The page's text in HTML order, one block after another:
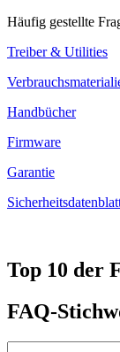
Häufig gestellte
Treiber & Utilities
Handbücher
Firmware
Garantie
Top 10 der
FAQ-